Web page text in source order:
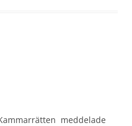
meddelade